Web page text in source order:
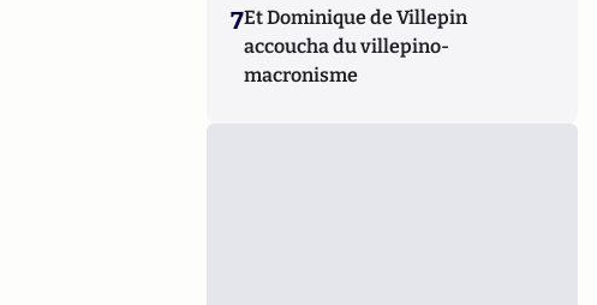
7Et Dominique de Villepin
accoucha du villepino-
macronisme